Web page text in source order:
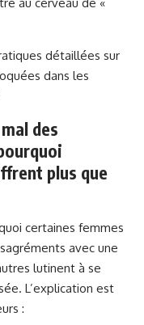
détaillées sur
dans les
des
plus que
certaines femmes
avec une
lutinent à se
L’explication est
: